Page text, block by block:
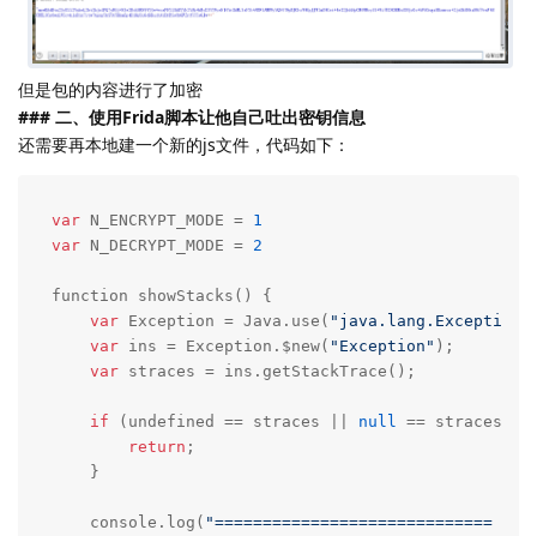
但是包的内容进行了加密
### 二、使用Frida脚本让他自己吐出密钥信息
还需要再本地建一个新的js文件，代码如下：
var N_ENCRYPT_MODE = 1
var N_DECRYPT_MODE = 2
function showStacks() {
var Exception = Java.use( "java.lang.Exception"
var ins = Exception.$new( "Exception" );
var straces = ins.getStackTrace();
if (undefined == straces || null == straces) {
return ;
    }
    console.log(
"=============================